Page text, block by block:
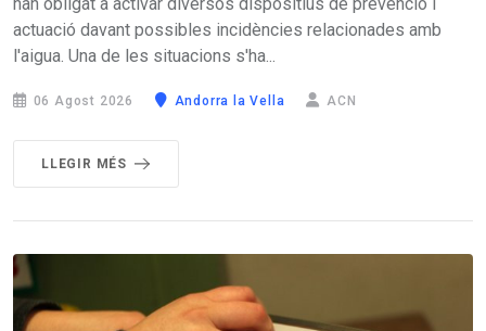
actuació davant possibles incidències relacionades amb
l'aigua. Una de les situacions s'ha...
06 Agost 2026 Andorra la Vella ACN
LLEGIR MÉS